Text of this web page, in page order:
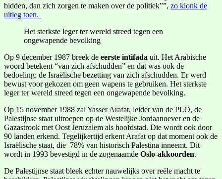
bidden, dan zich zorgen te maken over de politiek””, zo klonk de
uitleg toen.
Het sterkste leger ter wereld streed tegen een
ongewapende bevolking
Op 9 december 1987 breek de eerste intifada uit. Het Arabische
woord betekent “van zich afschudden” en dat was ook de
bedoeling: de Israëlische bezetting van zich afschudden. Er werd
bewust voor gekozen om geen wapens te gebruiken. Het sterkste
leger ter wereld streed tegen een ongewapende bevolking.
Op 15 november 1988 zal Yasser Arafat, leider van de PLO, de
Palestijnse staat uitroepen op de Westelijke Jordaanoever en de
Gazastrook met Oost Jeruzalem als hoofdstad. Die wordt ook door
90 landen erkend. Tegelijkertijd erkent Arafat op dat moment ook de
Israëlische staat, die 78% van historisch Palestina inneemt. Dit
wordt in 1993 bevestigd in de zogenaamde Oslo-akkoorden.
De Palestijnse staat bleek echter nauwelijks over reële macht te